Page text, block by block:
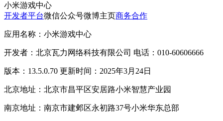
小米游戏中心
开发者平台微信公众号微博主页商务合作
应用名称：小米游戏中心
开发者：北京瓦力网络科技有限公司 电话：010-60606666
版本：13.5.0.70 更新时间：2025年3月24日
北京地址：北京市昌平区安居路小米智慧产业园
南京地址：南京市建邺区永初路37号小米华东总部